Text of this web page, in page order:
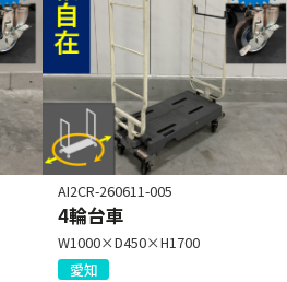
AI2CR-260611-005
4輪台車
W1000×D450×H1700
愛知